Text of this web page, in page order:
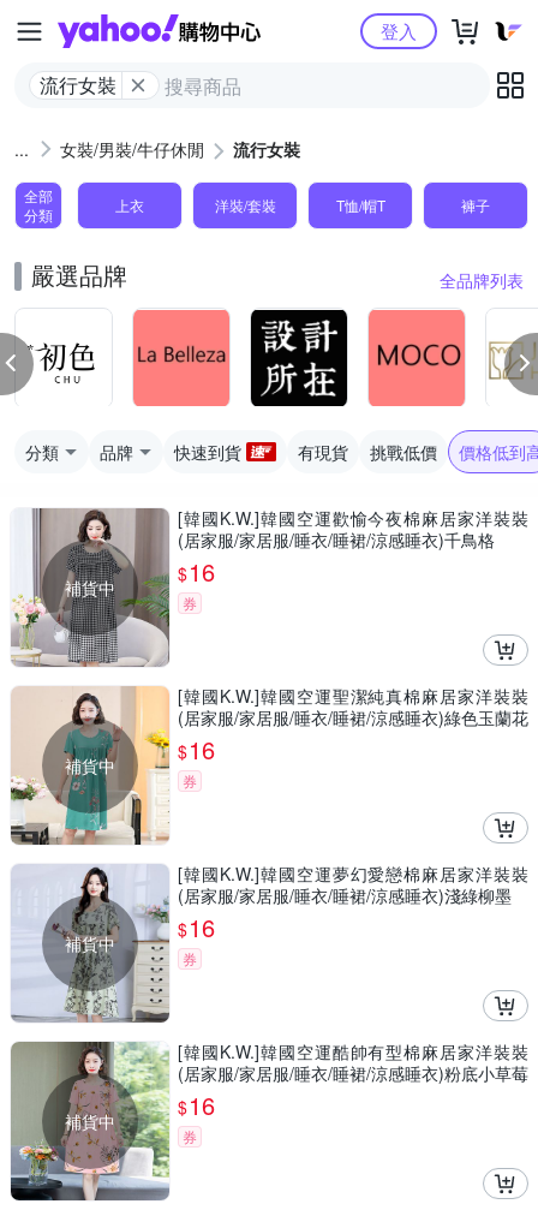
Yahoo購物中心
流行女裝
登入
女裝/男裝/牛仔休閒 流行女裝
全部
分類
上衣 洋裝/套裝 T恤/帽T 褲子
嚴選品牌 全品牌列表
分類 品牌 快速到貨 有現貨 挑戰低價 價格低到
補貨中
[韓國K.W.]韓國空運歡愉今夜棉麻居家洋裝裝
(居家服/家居服/睡衣/睡裙/涼感睡衣)千鳥格
$16
券
補貨中
[韓國K.W.]韓國空運聖潔純真棉麻居家洋裝裝
(居家服/家居服/睡衣/睡裙/涼感睡衣)綠色玉蘭花
$16
券
補貨中
[韓國K.W.]韓國空運夢幻愛戀棉麻居家洋裝裝
(居家服/家居服/睡衣/睡裙/涼感睡衣)淺綠柳墨
$16
券
補貨中
[韓國K.W.]韓國空運酷帥有型棉麻居家洋裝裝
(居家服/家居服/睡衣/睡裙/涼感睡衣)粉底小草莓
$16
券